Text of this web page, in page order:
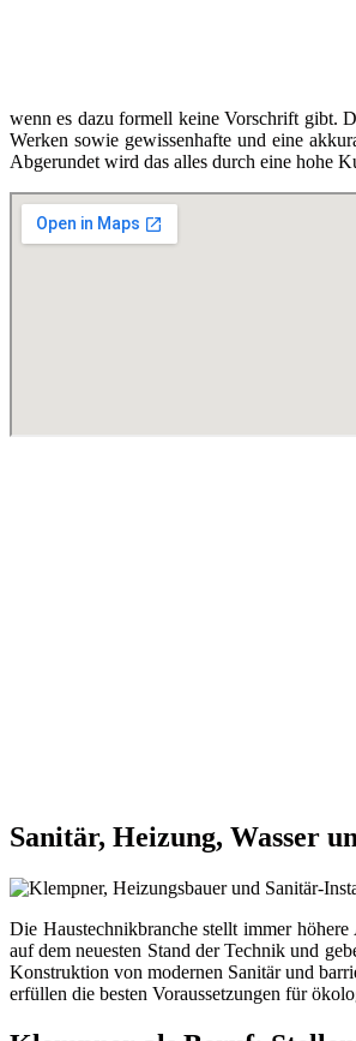
wenn es dazu formell keine Vorschrift gibt.
Werken sowie gewissenhafte und eine
Abgerundet wird das alles durch eine hohe
Sanitär, Heizung, Wasser
Die Haustechnikbranche stellt immer
auf dem neuesten Stand der Technik und
Konstruktion von modernen Sanitär und
erfüllen die besten Voraussetzungen für